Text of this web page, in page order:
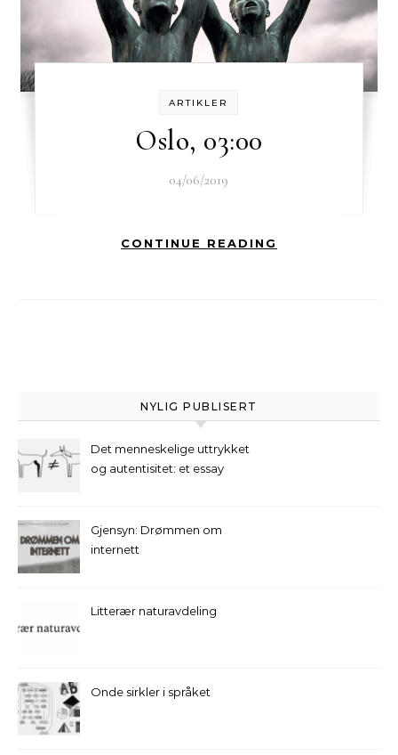
ARTIKLER
Oslo, 03:00
04/06/2019
CONTINUE READING
NYLIG PUBLISERT
Det menneskelige uttrykket
og autentisitet: et essay
Gjensyn: Drømmen om
internett
Litterær naturavdeling
Onde sirkler i språket